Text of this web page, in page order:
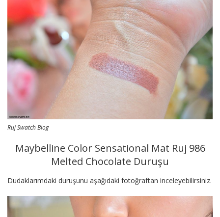
Ruj Swatch Blog
Maybelline Color Sensational Mat Ruj 986
Melted Chocolate Duruşu
Dudaklarımdaki duruşunu aşağıdaki fotoğraftan inceleyebilirsiniz.